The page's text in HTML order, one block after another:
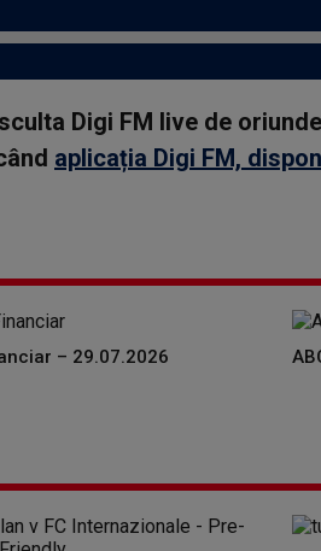
Digi FM live de
aplicația Digi FM,
– 29.07.2026